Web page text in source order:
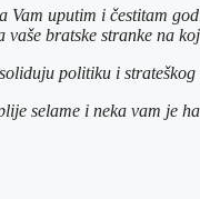
Vam uputim i čestitam
bratske stranke na
politiku i
selame i neka vam je